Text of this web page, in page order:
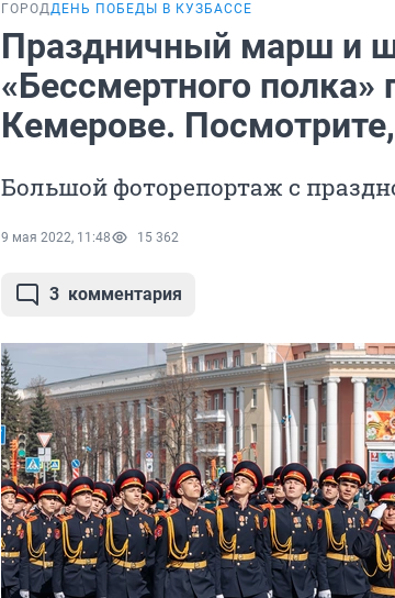
ГОРОДДЕНЬ ПОБЕДЫ В КУЗБАССЕ
Праздничный марш и
«Бессмертного полка»
Кемерове.
Большой фоторепортаж с
9 мая 2022, 11:48 15 362
3 комментария